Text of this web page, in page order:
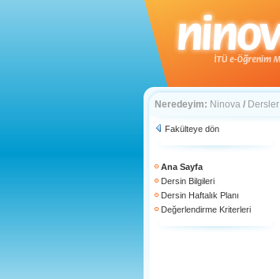
Neredeyim: Ninova / Dersler
Fakülteye dön
Ana Sayfa
Dersin Bilgileri
Dersin Haftalık Planı
Değerlendirme Kriterleri